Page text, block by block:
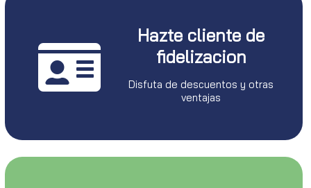
Hazte cliente de
fidelizacion
Disfuta de descuentos y otras
ventajas